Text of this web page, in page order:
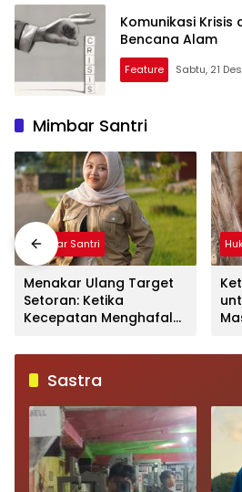
Komunikasi
Bencana Alam
Feature Sabtu, 21
Mimbar Santri
Mimbar Santri
Menakar Ulang Target
Setoran: Ketika
Kecepatan Menghafal
Mengorbankan Kualitas
dan Makna
Sastra